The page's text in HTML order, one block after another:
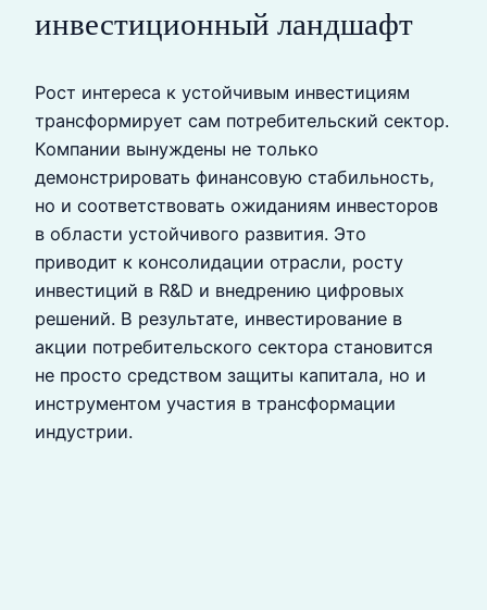
инвестиционный ландшафт
Рост интереса к устойчивым инвестициям
трансформирует сам потребительский сектор.
Компании вынуждены не только
демонстрировать финансовую стабильность,
но и соответствовать ожиданиям инвесторов
в области устойчивого развития. Это
приводит к консолидации отрасли, росту
инвестиций в R&D и внедрению цифровых
решений. В результате, инвестирование в
акции потребительского сектора становится
не просто средством защиты капитала, но и
инструментом участия в трансформации
индустрии.